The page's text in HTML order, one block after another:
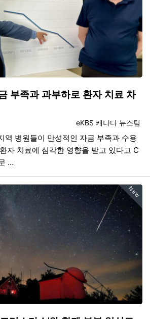
부족과 과부하로 환자 치료 차
등록자
eKBS 캐나다 뉴스팀
역 병원들이 만성적인 자금 부족과 수용
자 치료에 심각한 영향을 받고 있다고 C
…
New